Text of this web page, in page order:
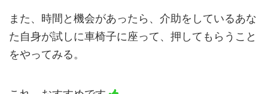
また、時間と機会があったら、介助をしているあな
た自身が試しに車椅子に座って、押してもらうこと
をやってみる。